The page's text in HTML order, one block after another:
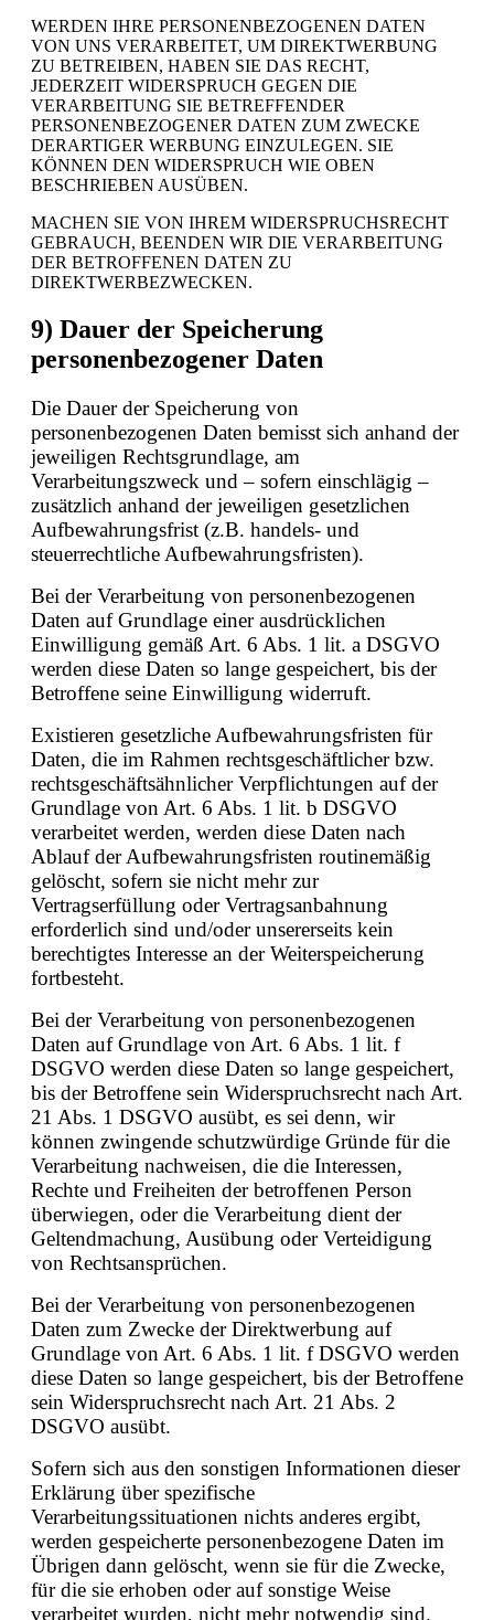
WERDEN IHRE PERSONENBEZOGENEN DATEN
VON UNS VERARBEITET, UM DIREKTWERBUNG
ZU BETREIBEN, HABEN SIE DAS RECHT,
JEDERZEIT WIDERSPRUCH GEGEN DIE
VERARBEITUNG SIE BETREFFENDER
PERSONENBEZOGENER DATEN ZUM ZWECKE
DERARTIGER WERBUNG EINZULEGEN. SIE
KÖNNEN DEN WIDERSPRUCH WIE OBEN
BESCHRIEBEN AUSÜBEN.
MACHEN SIE VON IHREM WIDERSPRUCHSRECHT
GEBRAUCH, BEENDEN WIR DIE VERARBEITUNG
DER BETROFFENEN DATEN ZU
DIREKTWERBEZWECKEN.
9) Dauer der Speicherung
personenbezogener Daten
Die Dauer der Speicherung von
personenbezogenen Daten bemisst sich anhand der
jeweiligen Rechtsgrundlage, am
Verarbeitungszweck und – sofern einschlägig –
zusätzlich anhand der jeweiligen gesetzlichen
Aufbewahrungsfrist (z.B. handels- und
steuerrechtliche Aufbewahrungsfristen).
Bei der Verarbeitung von personenbezogenen
Daten auf Grundlage einer ausdrücklichen
Einwilligung gemäß Art. 6 Abs. 1 lit. a DSGVO
werden diese Daten so lange gespeichert, bis der
Betroffene seine Einwilligung widerruft.
Existieren gesetzliche Aufbewahrungsfristen für
Daten, die im Rahmen rechtsgeschäftlicher bzw.
rechtsgeschäftsähnlicher Verpflichtungen auf der
Grundlage von Art. 6 Abs. 1 lit. b DSGVO
verarbeitet werden, werden diese Daten nach
Ablauf der Aufbewahrungsfristen routinemäßig
gelöscht, sofern sie nicht mehr zur
Vertragserfüllung oder Vertragsanbahnung
erforderlich sind und/oder unsererseits kein
berechtigtes Interesse an der Weiterspeicherung
fortbesteht.
Bei der Verarbeitung von personenbezogenen
Daten auf Grundlage von Art. 6 Abs. 1 lit. f
DSGVO werden diese Daten so lange gespeichert,
bis der Betroffene sein Widerspruchsrecht nach Art.
21 Abs. 1 DSGVO ausübt, es sei denn, wir
können zwingende schutzwürdige Gründe für die
Verarbeitung nachweisen, die die Interessen,
Rechte und Freiheiten der betroffenen Person
überwiegen, oder die Verarbeitung dient der
Geltendmachung, Ausübung oder Verteidigung
von Rechtsansprüchen.
Bei der Verarbeitung von personenbezogenen
Daten zum Zwecke der Direktwerbung auf
Grundlage von Art. 6 Abs. 1 lit. f DSGVO werden
diese Daten so lange gespeichert, bis der Betroffene
sein Widerspruchsrecht nach Art. 21 Abs. 2
DSGVO ausübt.
Sofern sich aus den sonstigen Informationen dieser
Erklärung über spezifische
Verarbeitungssituationen nichts anderes ergibt,
werden gespeicherte personenbezogene Daten im
Übrigen dann gelöscht, wenn sie für die Zwecke,
für die sie erhoben oder auf sonstige Weise
verarbeitet wurden, nicht mehr notwendig sind.